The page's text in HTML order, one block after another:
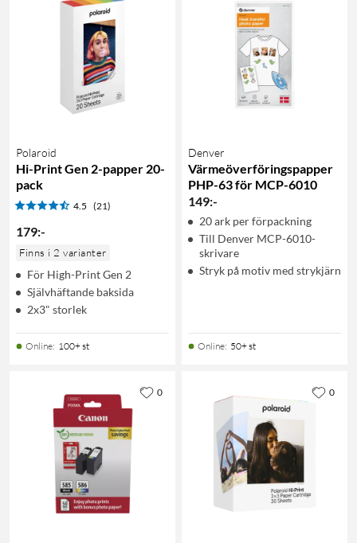
Polaroid
Hi-Print Gen 2-papper 20-
pack
4.5 (21)
179:-
Finns i 2 varianter
För High-Print Gen 2
Självhäftande baksida
2x3" storlek
Online: 100+ st
Denver
Värmeöverföringspapper
PHP-63 för MCP-6010
149:-
20 ark per förpackning
Till Denver MCP-6010-
skrivare
Stryk på motiv med strykjärn
Online: 50+ st
0 0